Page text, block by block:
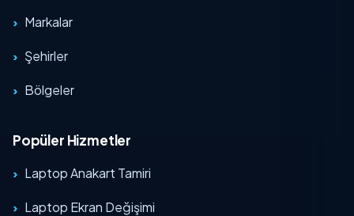
Markalar
Şehirler
Bölgeler
Popüler Hizmetler
Laptop Anakart Tamiri
Laptop Ekran Değişimi